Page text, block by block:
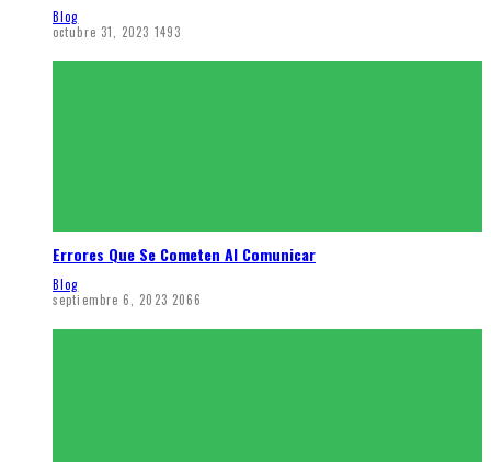
Blog
octubre 31, 2023 1493
Errores Que Se Cometen Al Comunicar
Blog
septiembre 6, 2023 2066